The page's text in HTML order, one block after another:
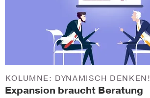
Expansion braucht Beratung
KOLUMNE: DYNAMISCH DENKEN!